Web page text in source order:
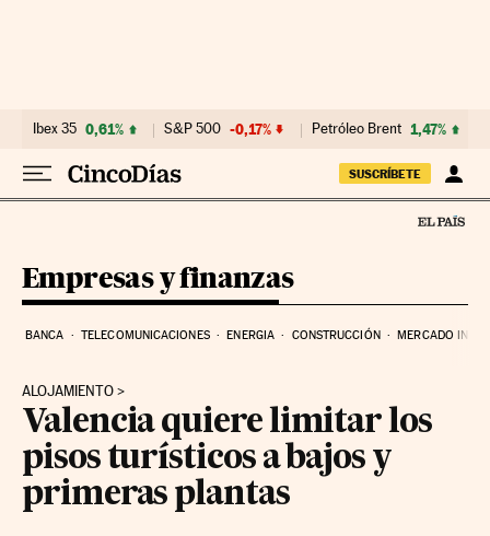
Ibex 35 0,61% S&P 500 -0,17% Petróleo Brent 1,47%
SUSCRÍBETE
Empresas y finanzas
BANCA TELECOMUNICACIONES ENERGIA CONSTRUCCIÓN MERCADO
ALOJAMIENTO
Valencia quiere limitar los
pisos turísticos a bajos y
primeras plantas